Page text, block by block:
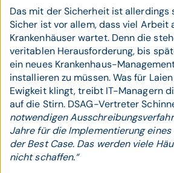
Das mit der Sicherheit ist allerdings
Sicher ist vor allem, dass viel Arbeit
Krankenhäuser wartet. Denn die
veritablen Herausforderung, bis
ein neues Krankenhaus-
installieren zu müssen. Was für
Ewigkeit klingt, treibt IT-Managern
auf die Stirn. DSAG-Vertreter
notwendigen
Jahre für die Implementierung
der Best Case. Das werden viele
nicht schaffen.“